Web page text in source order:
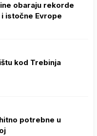
obaraju rekorde
istočne Evrope
kod Trebinja
potrebne u